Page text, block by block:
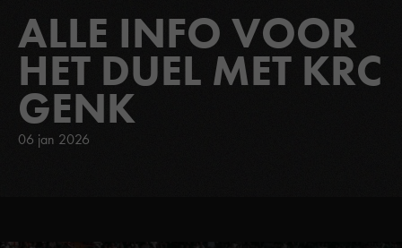
ALLE INFO VOOR
HET DUEL MET KRC
GENK
06 jan 2026